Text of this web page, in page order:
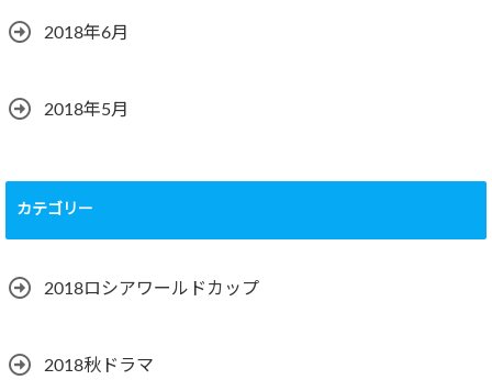
2018年6月
2018年5月
カテゴリー
2018ロシアワールドカップ
2018秋ドラマ